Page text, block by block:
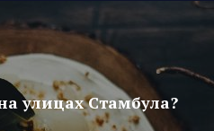
улицах Стамбула?